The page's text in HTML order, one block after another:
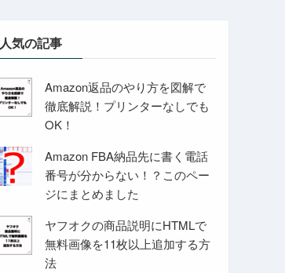
人気の記事
Amazon返品のやり方を図解で
徹底解説！プリンターなしでも
OK！
Amazon FBA納品先に書く電話
番号が分からない！？このペー
ジにまとめました
ヤフオクの商品説明にHTMLで
無料画像を11枚以上追加する方
法